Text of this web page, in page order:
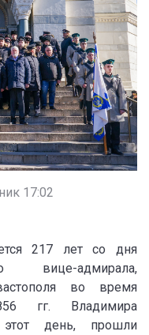
17:02
217 лет со дня
вице-адмирала,
во время
гг. Владимира
день, прошли